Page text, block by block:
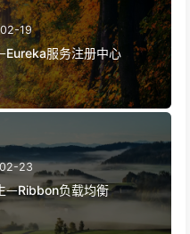
19
服务注册中心
23
ᅳRibbon负载均衡